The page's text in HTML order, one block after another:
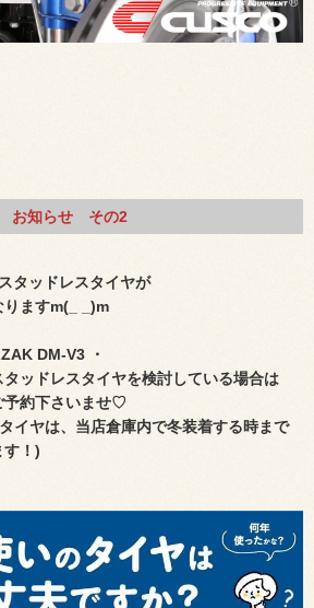
お知らせ その2
タッドレスタイヤが
りますm(_ _)m
DM-V3 ・
ッドレスタイヤを検討している場合は
予約下さいませ♡
イヤは、当店倉庫内で冬装着する時まで
す！)